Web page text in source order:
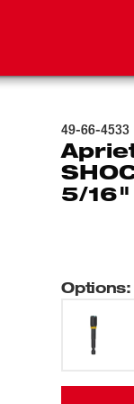
49-66-4533
5/
Options: